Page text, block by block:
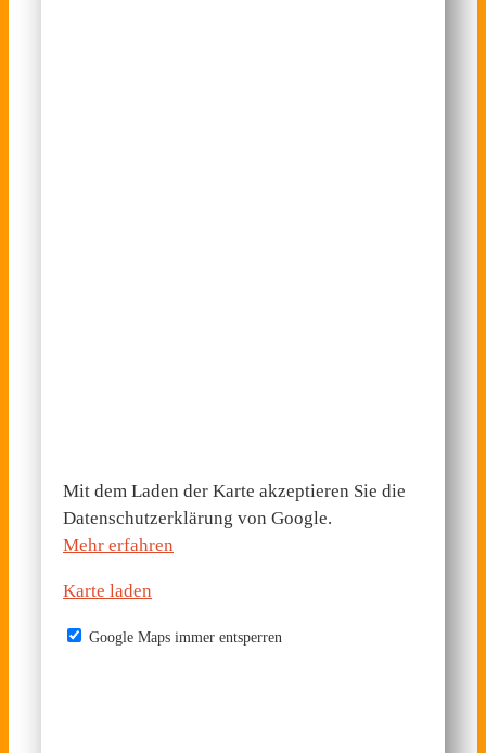
Mit dem Laden der Karte akzeptieren Sie die
Datenschutzerklärung von Google.
Mehr erfahren
Karte laden
Google Maps immer entsperren